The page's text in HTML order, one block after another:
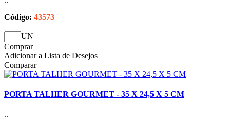
Código: 43573
UN
Comprar
Adicionar a Lista de Desejos
Comparar
PORTA TALHER GOURMET - 35 X 24,5 X 5 CM
..